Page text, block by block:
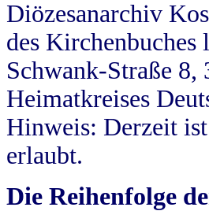
Diözesanarchiv
des
Schwank-Straße
Heimatkreises
Hinweis: Derzeit
erlaubt.
Die Reihenfolge